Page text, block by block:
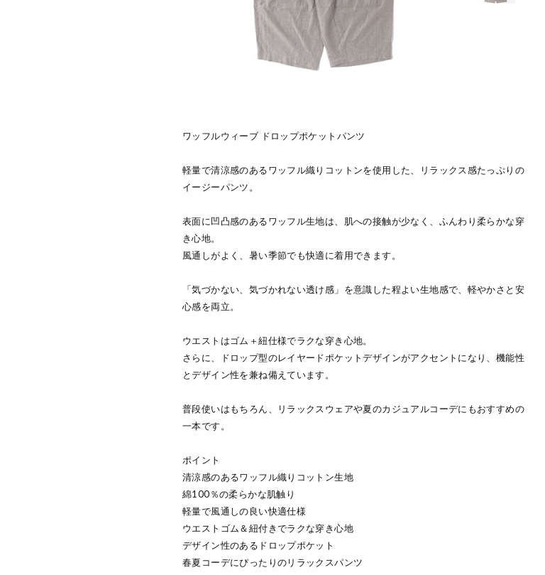
ワッフルウィーブ ドロップポケットパンツ
軽量で清涼感のあるワッフル織りコットンを使用した、リラックス感たっぷりの
イージーパンツ。
表面に凹凸感のあるワッフル生地は、肌への接触が少なく、ふんわり柔らかな穿
き心地。
風通しがよく、暑い季節でも快適に着用できます。
「気づかない、気づかれない透け感」を意識した程よい生地感で、軽やかさと安
心感を両立。
ウエストはゴム＋紐仕様でラクな穿き心地。
さらに、ドロップ型のレイヤードポケットデザインがアクセントになり、機能性
とデザイン性を兼ね備えています。
普段使いはもちろん、リラックスウェアや夏のカジュアルコーデにもおすすめの
一本です。
ポイント
清涼感のあるワッフル織りコットン生地
綿100％の柔らかな肌触り
軽量で風通しの良い快適仕様
ウエストゴム＆紐付きでラクな穿き心地
デザイン性のあるドロップポケット
春夏コーデにぴったりのリラックスパンツ